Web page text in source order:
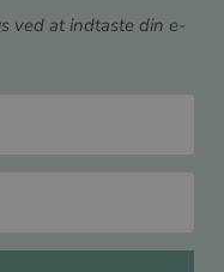
ved at indtaste din e-